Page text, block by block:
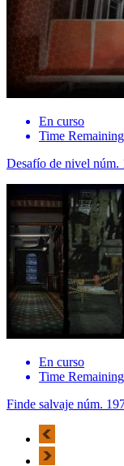
En curso
Time
Desafío de nivel núm.
En curso
Time
Finde salvaje núm.